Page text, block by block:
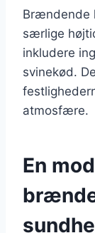
Brændende
særlige
inkludere
svinekød.
atmosfære.
En